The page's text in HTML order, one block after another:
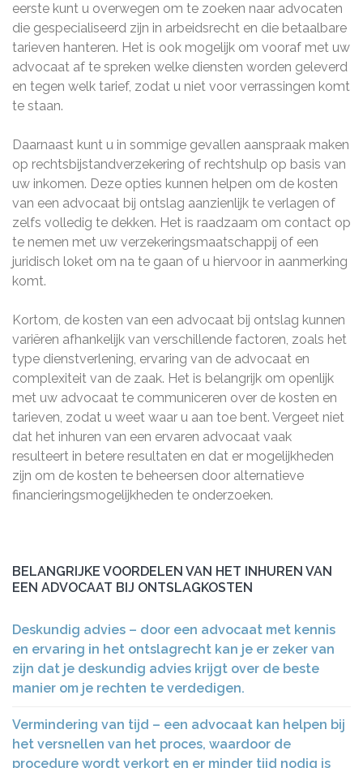
eerste kunt u overwegen om te zoeken naar advocaten
die gespecialiseerd zijn in arbeidsrecht en die betaalbare
tarieven hanteren. Het is ook mogelijk om vooraf met uw
advocaat af te spreken welke diensten worden geleverd
en tegen welk tarief, zodat u niet voor verrassingen komt
te staan.
Daarnaast kunt u in sommige gevallen aanspraak maken
op rechtsbijstandverzekering of rechtshulp op basis van
uw inkomen. Deze opties kunnen helpen om de kosten
van een advocaat bij ontslag aanzienlijk te verlagen of
zelfs volledig te dekken. Het is raadzaam om contact op
te nemen met uw verzekeringsmaatschappij of een
juridisch loket om na te gaan of u hiervoor in aanmerking
komt.
Kortom, de kosten van een advocaat bij ontslag kunnen
variëren afhankelijk van verschillende factoren, zoals het
type dienstverlening, ervaring van de advocaat en
complexiteit van de zaak. Het is belangrijk om openlijk
met uw advocaat te communiceren over de kosten en
tarieven, zodat u weet waar u aan toe bent. Vergeet niet
dat het inhuren van een ervaren advocaat vaak
resulteert in betere resultaten en dat er mogelijkheden
zijn om de kosten te beheersen door alternatieve
financieringsmogelijkheden te onderzoeken.
BELANGRIJKE VOORDELEN VAN HET INHUREN VAN
EEN ADVOCAAT BIJ ONTSLAGKOSTEN
Deskundig advies – door een advocaat met kennis
en ervaring in het ontslagrecht kan je er zeker van
zijn dat je deskundig advies krijgt over de beste
manier om je rechten te verdedigen.
Vermindering van tijd – een advocaat kan helpen bij
het versnellen van het proces, waardoor de
procedure wordt verkort en er minder tijd nodig is